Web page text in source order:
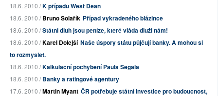
18.6. 2010 /K případu West Dean
18.6. 2010 /Bruno Solařík Případ vykradeného blázince
18.6. 2010 /Státní dluh jsou peníze, které vláda dluží nám!
18.6. 2010 /Karel Dolejší Naše úspory státu půjčují banky. A mohou si
to rozmyslet.
18.6. 2010 /Kalkulační pochybení Paula Segala
18.6. 2010 /Banky a ratingové agentury
17.6. 2010 /Martin Myant ČR potřebuje státní investice pro budoucnost,